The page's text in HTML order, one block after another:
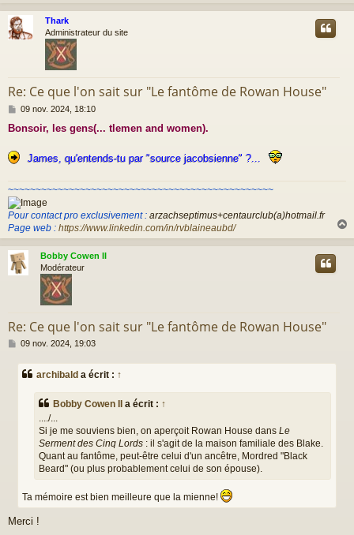
u
Thark
Administrateur du site
Re: Ce que l'on sait sur "Le fantôme de Rowan House"
M
s
a
09 nov. 2024, 18:10
Bonsoir, les gens(... tlemen and women).
James, qu'entends-tu par "source jacobsienne" ?...
~~~~~~~~~~~~~~~~~~~~~~~~~~~~~~~~~~~~~~~~~~~~~~~~
Pour contact pro exclusivement : arzachseptimus+centaurclub(a)hotmail.fr
Page web : https://www.linkedin.com/in/rvblaineaubd/
a
Bobby Cowen II
Modérateur
Re: Ce que l'on sait sur "Le fantôme de Rowan House"
M
s
09 nov. 2024, 19:03
archibald a écrit : ↑
Bobby Cowen II a écrit : ↑
..../...
Si je me souviens bien, on aperçoit Rowan House dans Le
Serment des Cinq Lords : il s'agit de la maison familiale des Blake.
Quant au fantôme, peut-être celui d'un ancêtre, Mordred "Black
Beard" (ou plus probablement celui de son épouse).
Ta mémoire est bien meilleure que la mienne!
Merci !